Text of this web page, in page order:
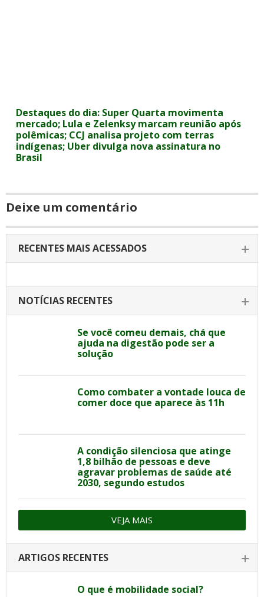
Destaques do dia: Super Quarta movimenta
mercado; Lula e Zelenksy marcam reunião após
polêmicas; CCJ analisa projeto com terras
indígenas; Uber divulga nova assinatura no
Brasil
Deixe um comentário
RECENTES MAIS ACESSADOS
NOTÍCIAS RECENTES
Se você comeu demais, chá que
ajuda na digestão pode ser a
solução
Como combater a vontade louca de
comer doce que aparece às 11h
A condição silenciosa que atinge
1,8 bilhão de pessoas e deve
agravar problemas de saúde até
2030, segundo estudos
VEJA MAIS
ARTIGOS RECENTES
O que é mobilidade social?